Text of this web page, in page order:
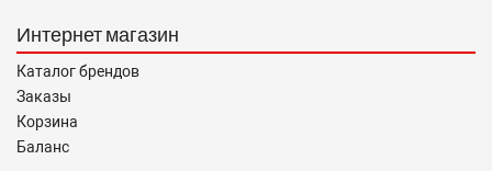
Интернет магазин
Каталог брендов
Заказы
Корзина
Баланс